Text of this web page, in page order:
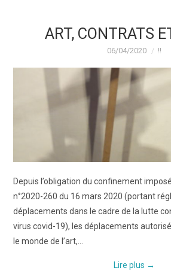
ART, CONTRATS
06/04/2020 !!
Depuis l’obligation du confinement
n°2020-260 du 16 mars 2020 (portant
déplacements dans le cadre de la lutte
virus covid-19), les déplacements
le monde de l’art,…
Lire plus →